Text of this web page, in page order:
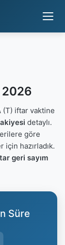
2026
(T) iftar vaktine
detaylı.
göre
için hazırladık.
geri sayım
Süre